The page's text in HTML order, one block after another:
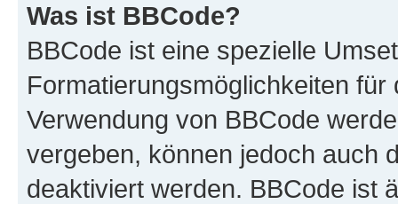
Was ist BBCode?
BBCode ist eine spezielle
Formatierungsmöglichkeiten
Verwendung von BBCode
vergeben, können jedoch auch
deaktiviert werden. BBCode ist